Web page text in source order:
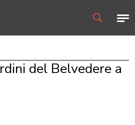
del Belvedere a